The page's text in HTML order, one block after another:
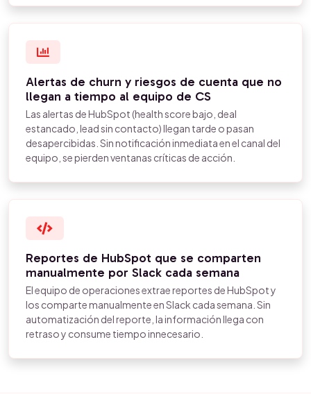
Alertas de churn y riesgos de cuenta que no
llegan a tiempo al equipo de CS
Las alertas de HubSpot (health score bajo, deal
estancado, lead sin contacto) llegan tarde o pasan
desapercibidas. Sin notificación inmediata en el canal del
equipo, se pierden ventanas críticas de acción.
Reportes de HubSpot que se comparten
manualmente por Slack cada semana
El equipo de operaciones extrae reportes de HubSpot y
los comparte manualmente en Slack cada semana. Sin
automatización del reporte, la información llega con
retraso y consume tiempo innecesario.